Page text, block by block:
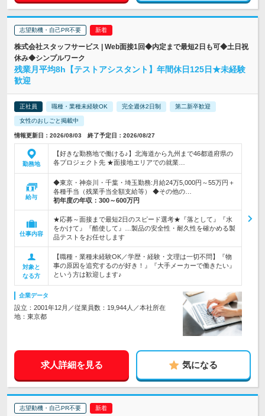
志望動機・自己PR不要
株式会社スタッフサービス | Web面接1回◆内定まで最短2日も可◆土日祝
休み◆シンプルワーク
残業月平均8h【テストアシスタント】年間休日125日★未経験
歓迎
正社員 職種・業種未経験OK 完全週休2日制 第二新卒歓迎
女性のおしごと掲載中
情報更新日：2026/08/03 終了予定日：2026/08/27
勤務地
【好きな勤務地で働ける♪】北海道から九州まで46都道府県の
各プロジェクト先 ★面接地エリアでの就業…
給与
◆東京・神奈川・千葉・埼玉勤務:月給24万5,000円～55万円＋
各種手当（残業手当全額支給等） ◆その他の…
初年度の年収： 300～600万円
仕事内容
★応募～面接まで最短2日のスピード選考★『落として』『水
をかけて』『酷使して』…製品の安全性・耐久性を確かめる製
品テストをお任せします
対象と
なる方
【職種・業種未経験OK／学歴・経験・文理は一切不問】『物
事の原因を追究するのが好き！』『大手メーカーで働きたい』
という方は歓迎します♪
企業データ
設立：2001年12月／従業員数：19,944人／本社所在
地：東京都
求人詳細を見る 気になる
志望動機・自己PR不要